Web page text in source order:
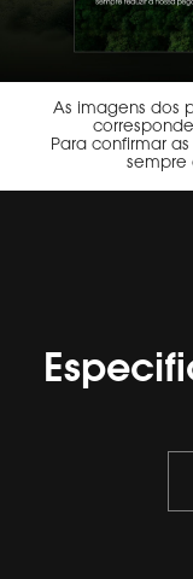
As imagens dos
Para confirmar
sempre